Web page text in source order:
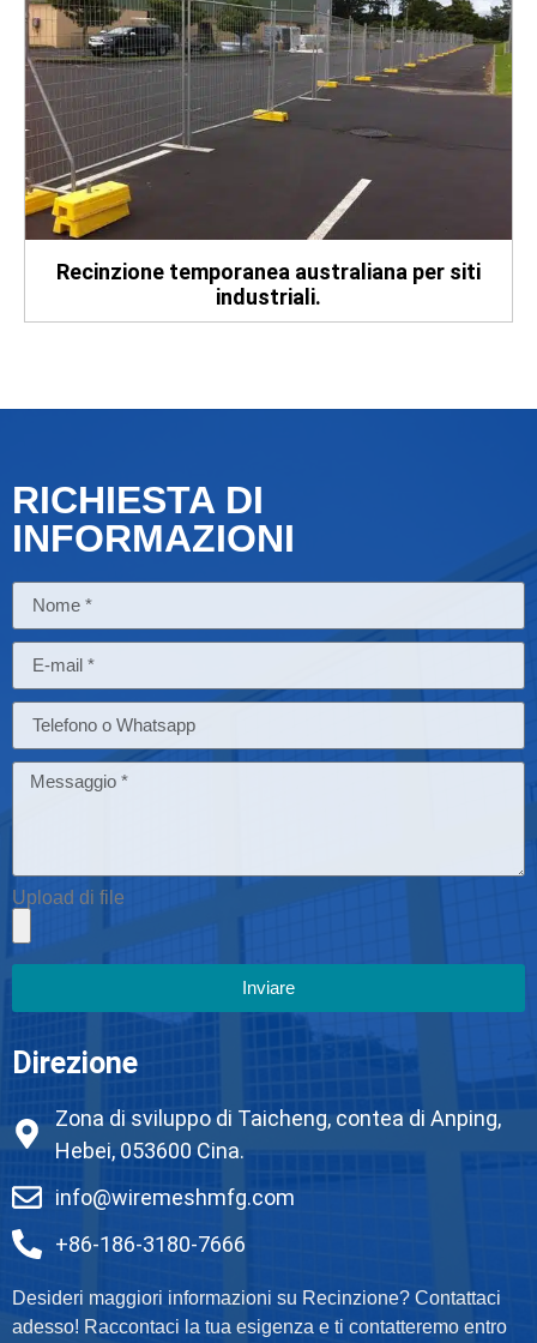
Recinzione temporanea australiana per siti
industriali.
RICHIESTA DI
INFORMAZIONI
Upload di file
Inviare
Direzione
Zona di sviluppo di Taicheng, contea di Anping,
Hebei, 053600 Cina.
info@wiremeshmfg.com
+86-186-3180-7666
Desideri maggiori informazioni su Recinzione? Contattaci
adesso! Raccontaci la tua esigenza e ti contatteremo entro